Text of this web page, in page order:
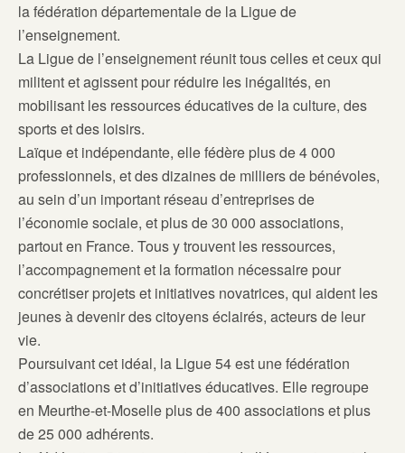
la fédération départementale de la Ligue de
l’enseignement.
La Ligue de l’enseignement réunit tous celles et ceux qui
militent et agissent pour réduire les inégalités, en
mobilisant les ressources éducatives de la culture, des
sports et des loisirs.
Laïque et indépendante, elle fédère plus de 4 000
professionnels, et des dizaines de milliers de bénévoles,
au sein d’un important réseau d’entreprises de
l’économie sociale, et plus de 30 000 associations,
partout en France. Tous y trouvent les ressources,
l’accompagnement et la formation nécessaire pour
concrétiser projets et initiatives novatrices, qui aident les
jeunes à devenir des citoyens éclairés, acteurs de leur
vie.
Poursuivant cet idéal, la Ligue 54 est une fédération
d’associations et d’initiatives éducatives. Elle regroupe
en Meurthe-et-Moselle plus de 400 associations et plus
de 25 000 adhérents.